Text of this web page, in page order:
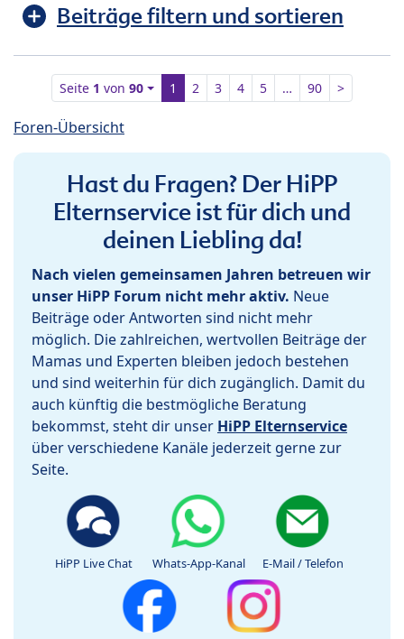
Beiträge filtern und sortieren
Seite 1 von90 1 2 3 4 5 … 90 >
Foren-Übersicht
Hast du Fragen? Der HiPP
Elternservice ist für dich und
deinen Liebling da!
Nach vielen gemeinsamen Jahren betreuen wir
unser HiPP Forum nicht mehr aktiv. Neue
Beiträge oder Antworten sind nicht mehr
möglich. Die zahlreichen, wertvollen Beiträge der
Mamas und Experten bleiben jedoch bestehen
und sind weiterhin für dich zugänglich. Damit du
auch künftig die bestmögliche Beratung
bekommst, steht dir unser HiPP Elternservice
über verschiedene Kanäle jederzeit gerne zur
Seite.
HiPP Live Chat Whats-App-Kanal E-Mail / Telefon